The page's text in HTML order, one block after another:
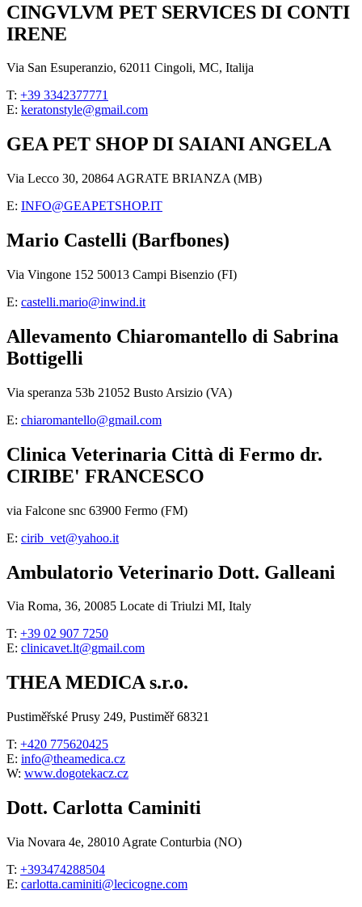
CINGVLVM PET SERVICES DI CONTI
IRENE
Via San Esuperanzio, 62011 Cingoli, MC, Italija
T: +39 3342377771
E: keratonstyle@gmail.com
GEA PET SHOP DI SAIANI ANGELA
Via Lecco 30, 20864 AGRATE BRIANZA (MB)
E: INFO@GEAPETSHOP.IT
Mario Castelli (Barfbones)
Via Vingone 152 50013 Campi Bisenzio (FI)
E: castelli.mario@inwind.it
Allevamento Chiaromantello di Sabrina
Bottigelli
Via speranza 53b 21052 Busto Arsizio (VA)
E: chiaromantello@gmail.com
Clinica Veterinaria Città di Fermo dr.
CIRIBE' FRANCESCO
via Falcone snc 63900 Fermo (FM)
E: cirib_vet@yahoo.it
Ambulatorio Veterinario Dott. Galleani
Via Roma, 36, 20085 Locate di Triulzi MI, Italy
T: +39 02 907 7250
E: clinicavet.lt@gmail.com
THEA MEDICA s.r.o.
Pustiměřské Prusy 249, Pustiměř 68321
T: +420 775620425
E: info@theamedica.cz
W: www.dogotekacz.cz
Dott. Carlotta Caminiti
Via Novara 4e, 28010 Agrate Conturbia (NO)
T: +393474288504
E: carlotta.caminiti@lecicogne.com